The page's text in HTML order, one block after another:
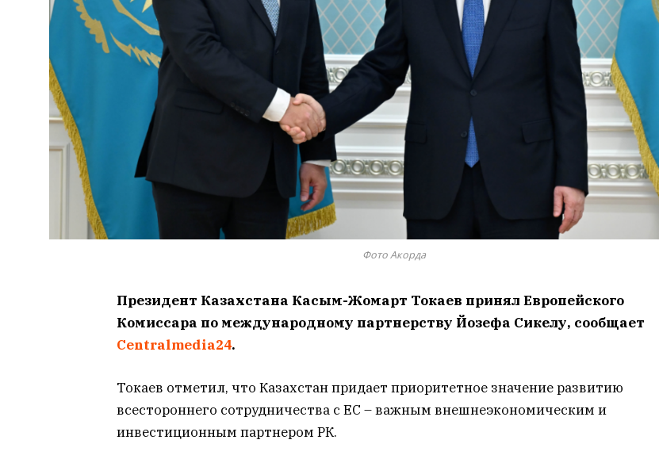
Фото Акорда
Президент Казахстана Касым-Жомарт Токаев принял Европейского
Комиссара по международному партнерству Йозефа Сикелу, сообщает
Centralmedia24.
Токаев отметил, что Казахстан придает приоритетное значение развитию
всестороннего сотрудничества с ЕС – важным внешнеэкономическим и
инвестиционным партнером РК.